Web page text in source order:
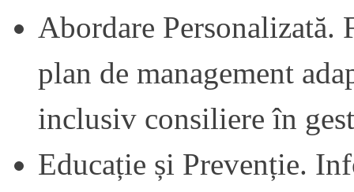
Abordare Personalizată.
plan de management
inclusiv consiliere în
Educație și Prevenție.